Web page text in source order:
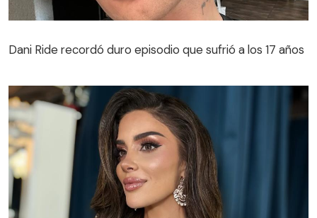
Dani Ride recordó duro episodio que sufrió a los 17 años